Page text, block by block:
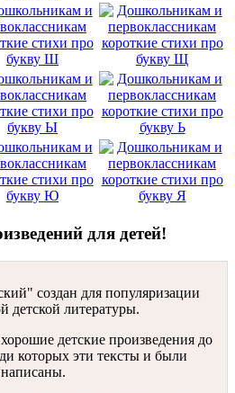
для детей!
создан для популяризации
детской литературы.
детские произведения до
которых эти тексты и были
написаны.